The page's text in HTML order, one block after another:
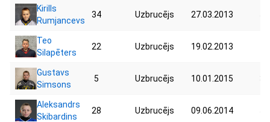
Kirills
Rumjancevs
34 Uzbrucējs 27.03.2013
Teo
Silapēters
22 Uzbrucējs 19.02.2013
Gustavs
Simsons
5 Uzbrucējs 10.01.2015
Aleksandrs
Skibardins
28 Uzbrucējs 09.06.2014